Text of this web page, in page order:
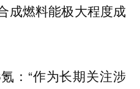
成燃料能极大程度成
：“作为长期关注涉